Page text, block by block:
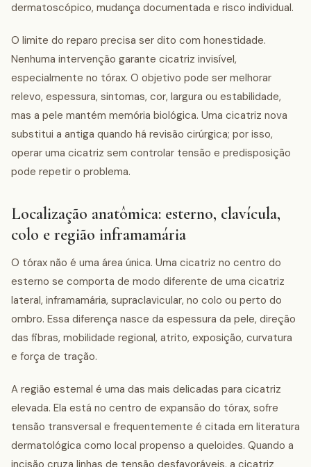
dermatoscópico, mudança documentada e risco individual.
O limite do reparo precisa ser dito com honestidade.
Nenhuma intervenção garante cicatriz invisível,
especialmente no tórax. O objetivo pode ser melhorar
relevo, espessura, sintomas, cor, largura ou estabilidade,
mas a pele mantém memória biológica. Uma cicatriz nova
substitui a antiga quando há revisão cirúrgica; por isso,
operar uma cicatriz sem controlar tensão e predisposição
pode repetir o problema.
Localização anatômica: esterno, clavícula,
colo e região inframamária
O tórax não é uma área única. Uma cicatriz no centro do
esterno se comporta de modo diferente de uma cicatriz
lateral, inframamária, supraclavicular, no colo ou perto do
ombro. Essa diferença nasce da espessura da pele, direção
das fibras, mobilidade regional, atrito, exposição, curvatura
e força de tração.
A região esternal é uma das mais delicadas para cicatriz
elevada. Ela está no centro de expansão do tórax, sofre
tensão transversal e frequentemente é citada em literatura
dermatológica como local propenso a queloides. Quando a
incisão cruza linhas de tensão desfavoráveis, a cicatriz